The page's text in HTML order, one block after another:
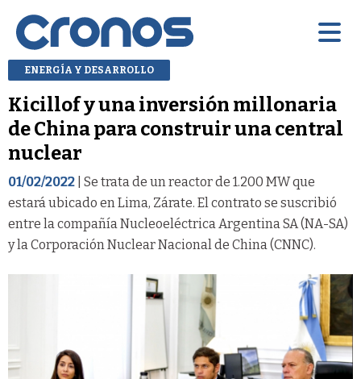
ENERGÍA Y DESARROLLO
Kicillof y una inversión millonaria
de China para construir una central
nuclear
01/02/2022 | Se trata de un reactor de 1.200 MW que
estará ubicado en Lima, Zárate. El contrato se suscribió
entre la compañía Nucleoeléctrica Argentina SA (NA-SA)
y la Corporación Nuclear Nacional de China (CNNC).